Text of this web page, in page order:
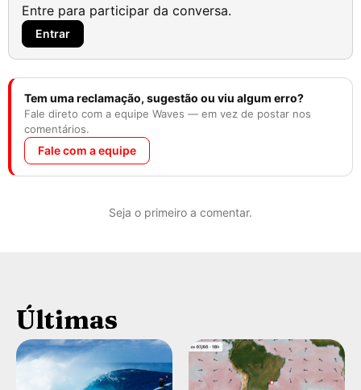
Entre para participar da conversa.
Entrar
Tem uma reclamação, sugestão ou viu algum erro?
Fale direto com a equipe Waves — em vez de postar nos
comentários.
Fale com a equipe
Seja o primeiro a comentar.
Últimas